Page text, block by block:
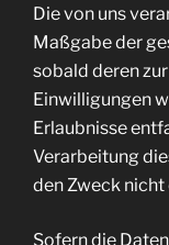
Die von uns
Maßgabe der
sobald deren
Einwilligungen
Erlaubnisse
Verarbeitung
den Zweck
Sofern die